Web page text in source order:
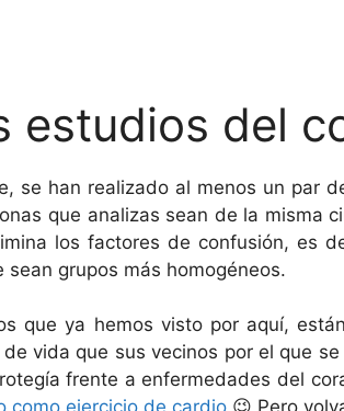
estudios del
se han realizado al menos un par
que analizas sean de la misma
los factores de confusión, es
grupos más homogéneos.
que ya hemos visto por aquí, están
vida que sus vecinos por el que se
frente a enfermedades del